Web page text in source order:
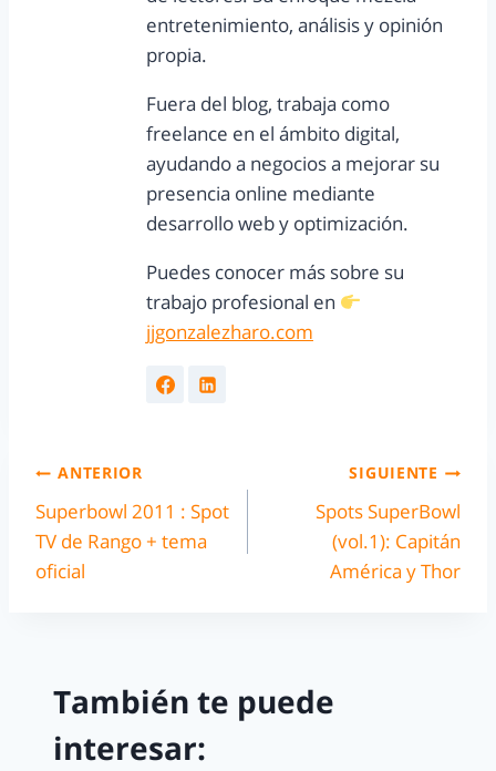
entretenimiento, análisis y opinión
propia.
Fuera del blog, trabaja como
freelance en el ámbito digital,
ayudando a negocios a mejorar su
presencia online mediante
desarrollo web y optimización.
Puedes conocer más sobre su
trabajo profesional en
jjgonzalezharo.com
ANTERIOR
Superbowl 2011 : Spot
TV de Rango + tema
oficial
SIGUIENTE
Spots SuperBowl
(vol.1): Capitán
América y Thor
También te puede
interesar: